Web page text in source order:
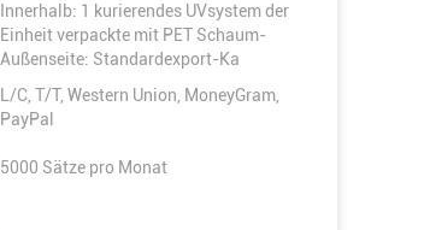
Innerhalb: 1 kurierendes UVsystem der
Einheit verpackte mit PET Schaum-
Außenseite: Standardexport-Ka
L/C, T/T, Western Union, MoneyGram,
PayPal
5000 Sätze pro Monat